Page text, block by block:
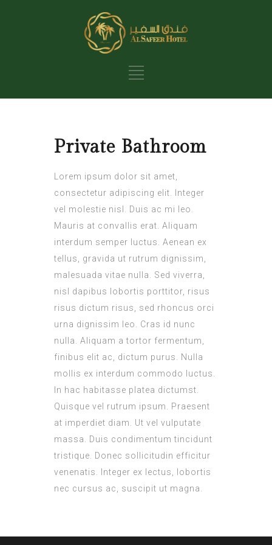
Private Bathroom
Lorem ipsum dolor sit amet,
consectetur adipiscing elit. Integer
vel molestie nisl. Duis ac mi leo.
Mauris at convallis erat. Aliquam
interdum semper luctus. Aenean ex
tellus, gravida ut rutrum dignissim,
malesuada vitae nulla. Sed viverra,
nisl dapibus lobortis porttitor, risus
risus dictum risus, sed rhoncus orci
urna dignissim leo. Cras id nunc
nulla. Aliquam a tortor fermentum,
finibus elit ac, dictum purus. Nulla
mollis ex interdum commodo luctus.
In hac habitasse platea dictumst.
Quisque vel rutrum ipsum. Praesent
at imperdiet diam. Ut vel vulputate
massa. Duis condimentum tincidunt
tristique. Donec sollicitudin efficitur
venenatis. Integer ex lectus, lobortis
nec cursus ac, suscipit ut magna.